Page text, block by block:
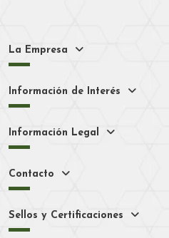
La Empresa
Información de Interés
Información Legal
Contacto
Sellos y Certificaciones